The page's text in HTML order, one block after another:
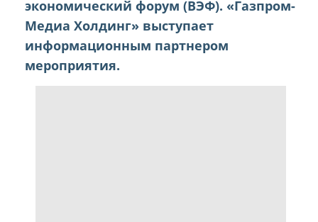
экономический форум (ВЭФ). «Газпром-
Медиа Холдинг» выступает
информационным партнером
мероприятия.